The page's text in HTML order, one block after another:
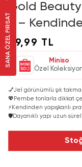
SANA ÖZEL FIRSAT
Gold
8 –
79,99 TL
Miniso
Özel
💅Jel görünümlü şık takma
💖 Pembe tonlarla dikkat
⚡Kendinden yapışkanlı
🛡️Dayanıklı yapı uzun